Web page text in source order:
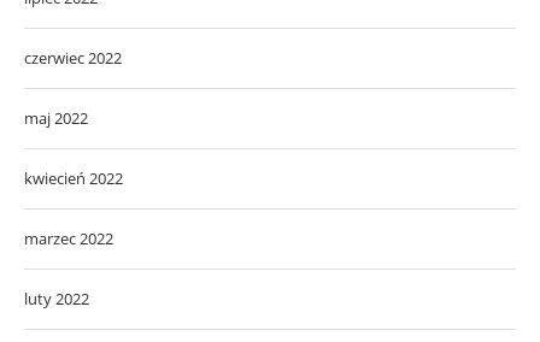
czerwiec 2022
maj 2022
kwiecień 2022
marzec 2022
luty 2022